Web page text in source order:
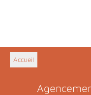
Accueil